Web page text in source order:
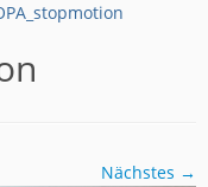
Nächstes →